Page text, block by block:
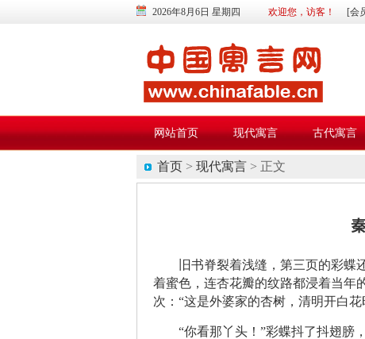
2026年8月6日 星期四 欢迎您，访客！ [会
网站首页 现代寓言 古代寓言
首页 > 现代寓言 > 正文
旧书脊裂着浅缝，第三页的彩
着蜜色，连杏花瓣的纹路都浸着当年
次：“这是外婆家的杏树，清明开白
“你看那丫头！”彩蝶抖了抖翅